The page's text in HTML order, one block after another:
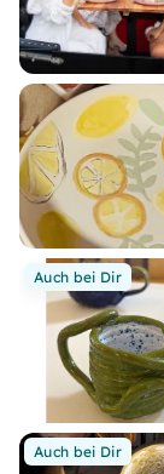
Auch bei Dir
Auch bei Dir